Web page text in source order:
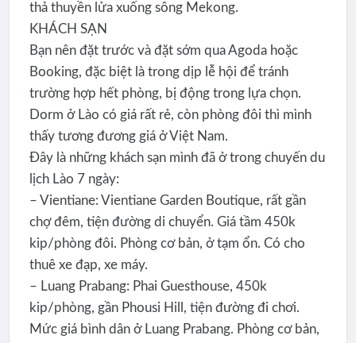
thả thuyền lửa xuống sông Mekong.
KHÁCH SẠN
Bạn nên đặt trước và đặt sớm qua Agoda hoặc
Booking, đặc biệt là trong dịp lễ hội để tránh
trường hợp hết phòng, bị động trong lựa chọn.
Dorm ở Lào có giá rất rẻ, còn phòng đôi thì mình
thấy tương đương giá ở Việt Nam.
Đây là những khách sạn mình đã ở trong chuyến du
lịch Lào 7 ngày:
– Vientiane: Vientiane Garden Boutique, rất gần
chợ đêm, tiện đường di chuyển. Giá tầm 450k
kip/phòng đôi. Phòng cơ bản, ở tạm ổn. Có cho
thuê xe đạp, xe máy.
– Luang Prabang: Phai Guesthouse, 450k
kip/phòng, gần Phousi Hill, tiện đường đi chơi.
Mức giá bình dân ở Luang Prabang. Phòng cơ bản,